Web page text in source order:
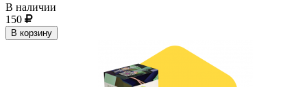
В наличии
150
В корзину